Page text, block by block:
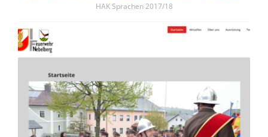
HAK Sprachen2017/18